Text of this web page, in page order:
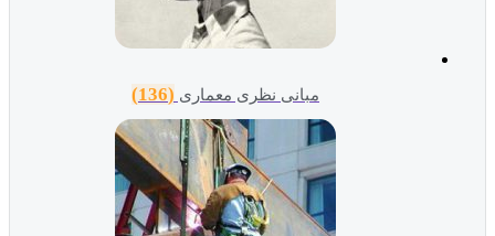
مبانی نظری معماری (136)